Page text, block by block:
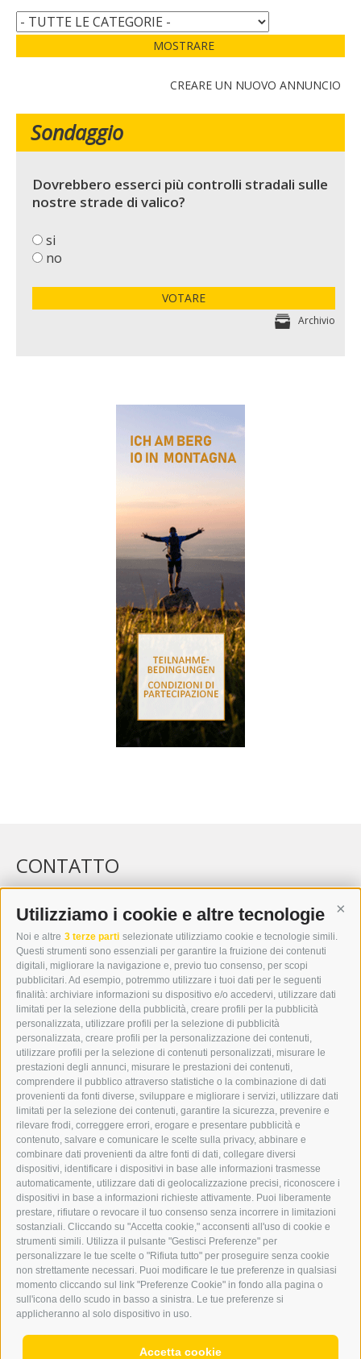
Utilizziamo i cookie e altre tecnologie
Noi e altre 3 terze parti selezionate utilizziamo cookie e tecnologie simili.
Questi strumenti sono essenziali per garantire la fruizione dei contenuti
digitali, migliorare la navigazione e, previo tuo consenso, per scopi
pubblicitari. Ad esempio, potremmo utilizzare i tuoi dati per le seguenti
finalità: archiviare informazioni su dispositivo e/o accedervi, utilizzare dati
limitati per la selezione della pubblicità, creare profili per la pubblicità
personalizzata, utilizzare profili per la selezione di pubblicità
personalizzata, creare profili per la personalizzazione dei contenuti,
utilizzare profili per la selezione di contenuti personalizzati, misurare le
prestazioni degli annunci, misurare le prestazioni dei contenuti,
comprendere il pubblico attraverso statistiche o la combinazione di dati
provenienti da fonti diverse, sviluppare e migliorare i servizi, utilizzare dati
limitati per la selezione dei contenuti, garantire la sicurezza, prevenire e
rilevare frodi, correggere errori, erogare e presentare pubblicità e
contenuto, salvare e comunicare le scelte sulla privacy, abbinare e
combinare dati provenienti da altre fonti di dati, collegare diversi
dispositivi, identificare i dispositivi in base alle informazioni trasmesse
automaticamente, utilizzare dati di geolocalizzazione precisi, riconoscere i
dispositivi in base a informazioni richieste attivamente. Puoi liberamente
prestare, rifiutare o revocare il tuo consenso senza incorrere in limitazioni
sostanziali. Cliccando su "Accetta cookie," acconsenti all'uso di cookie e
strumenti simili. Utilizza il pulsante "Gestisci Preferenze" per
personalizzare le tue scelte o "Rifiuta tutto" per proseguire senza cookie
non strettamente necessari. Puoi modificare le tue preferenze in qualsiasi
momento cliccando sul link "Preferenze Cookie" in fondo alla pagina o
sull'icona dello scudo in basso a sinistra. Le tue preferenze si
applicheranno al solo dispositivo in uso.
Accetta cookie
MOSTRARE
CREARE UN NUOVO ANNUNCIO
Sondaggio
Dovrebbero esserci più controlli stradali sulle
nostre strade di valico?
si
no
VOTARE
Archivio
CONTATTO
WIPP-MEDIA GMBH
DER ERKER
I-39049 VIPITENO
TEL.: +39 0472 766876
GRAFIK@DERERKER.IT
INFO@DERERKER.IT
BARBARA.FONTANA@DERERKER.IT
ERKER
PUBBLICITÀ NELL’ERKER
PUBBLICITÀ ONLINE
ADDEBITO DIRETTO SEPA
REGOLAMENTO COMMENTI
ONLINE VOTING
SERVICE
EVENTI
ANNUNCI
LINK UTILI
METEO
WEBCAM
VIDEO
NECROLOGI